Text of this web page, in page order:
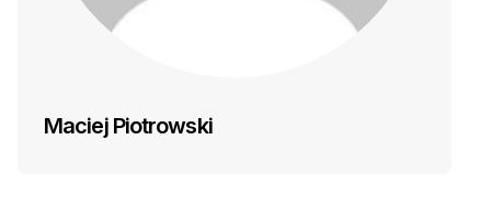
Maciej Piotrowski